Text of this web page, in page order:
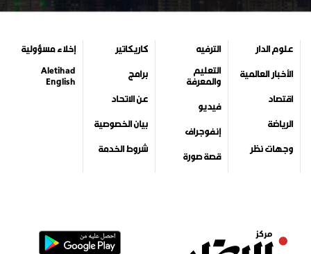
علوم الدار
الأخبار العالمية
اقتصاد
الرياضة
وجهات نظر
الترفيه
التعليم
والمعرفة
فيديو
إنفوجراف
قصة صورة
كاريكاتير
برامج
عن الاتحاد
بيان الخصوصية
شروط الخدمة
إخلاء مسؤولية
Aletihad
English